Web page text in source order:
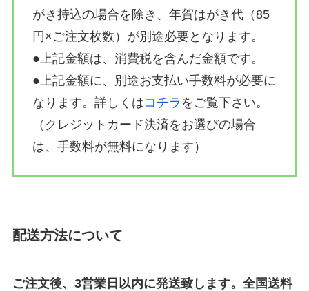
がき持込の場合を除き、年賀はがき代（85
円×ご注文枚数）が別途必要となります。
●上記金額は、消費税を含んだ金額です。
●上記金額に、別途お支払い手数料が必要に
なります。詳しくはコチラ をご覧下さい。
（クレジットカード決済をお選びの場合
は、手数料が無料になります）
配送方法について
ご注文後、3営業日以内に発送致します。全国送料